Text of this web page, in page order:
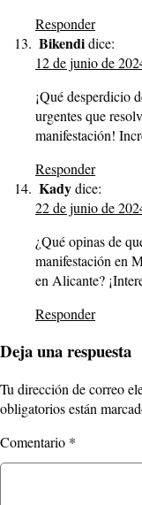
Responder
Bikendidice:
12 de junio de
¡Qué desperdicio
urgentes que
manifestación!
Responder
Kadydice:
22 de junio de
¿Qué opinas de
manifestación en
en Alicante?
Responder
Deja una respuesta
Tu dirección de correo
obligatorios están
Comentario *